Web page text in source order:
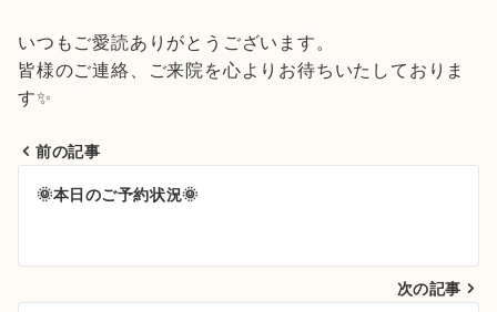
いつもご愛読ありがとうございます。
皆様のご連絡、ご来院を心よりお待ちいたしておりま
す✨
投
ビ
前の記事
🌞本日のご予約状況🌞
次の記事